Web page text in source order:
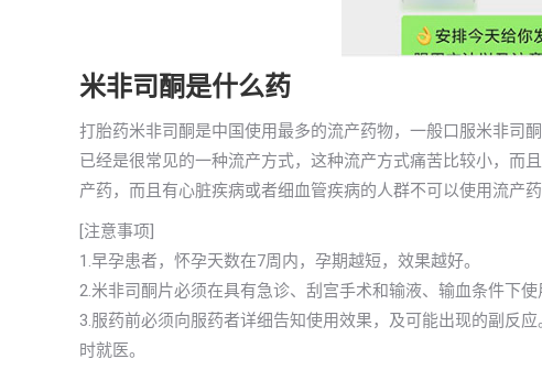
米非司酮是什么药
打胎药米非司酮是中国使用最多的流产药物，一般口服米非司
已经是很常见的一种流产方式，这种流产方式痛苦比较小，而
产药，而且有心脏疾病或者细血管疾病的人群不可以使用流产药
[注意事项]
1.早孕患者，怀孕天数在7周内，孕期越短，效果越好。
2.米非司酮片必须在具有急诊、刮宫手术和输液、输血条件下使
3.服药前必须向服药者详细告知使用效果，及可能出现的副反
时就医。